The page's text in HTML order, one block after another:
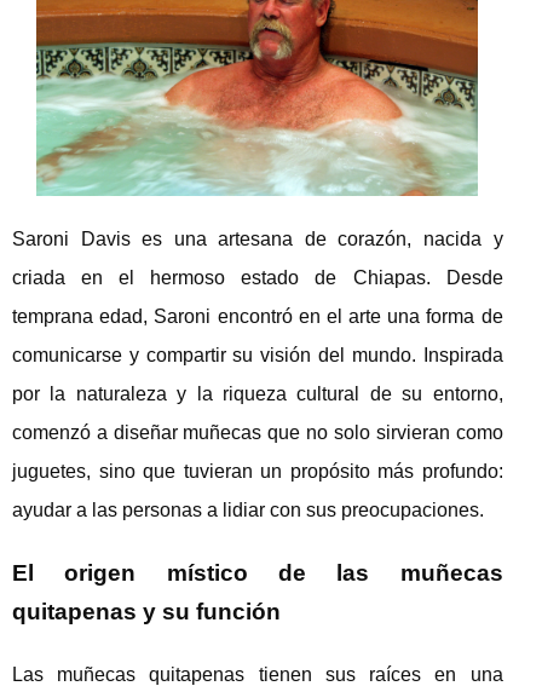
Saroni Davis es una artesana de corazón, nacida y
criada en el hermoso estado de Chiapas. Desde
temprana edad, Saroni encontró en el arte una forma de
comunicarse y compartir su visión del mundo. Inspirada
por la naturaleza y la riqueza cultural de su entorno,
comenzó a diseñar muñecas que no solo sirvieran como
juguetes, sino que tuvieran un propósito más profundo:
ayudar a las personas a lidiar con sus preocupaciones.
El origen místico de las muñecas
quitapenas y su función
Las muñecas quitapenas tienen sus raíces en una